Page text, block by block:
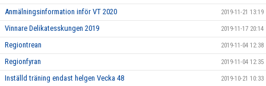
Anmälningsinformation inför VT 2020 2019-11-21 13:19
Vinnare Delikatesskungen 2019 2019-11-17 20:14
Regiontrean 2019-11-04 12:38
Regionfyran 2019-11-04 12:35
Inställd träning endast helgen Vecka 48 2019-10-21 10:33